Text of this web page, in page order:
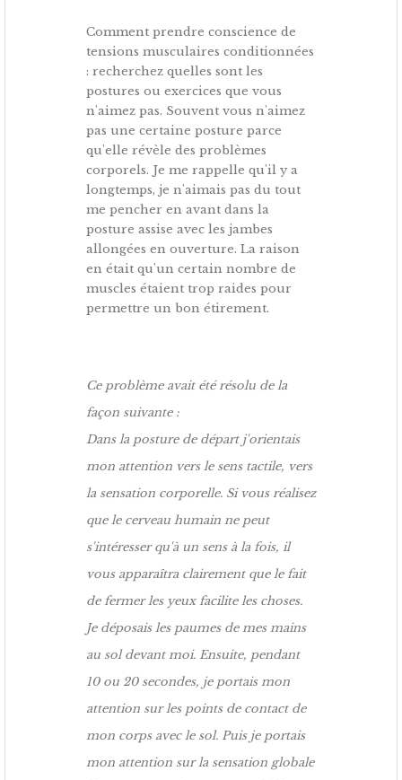
Comment prendre conscience de
tensions musculaires conditionnées
: recherchez quelles sont les
postures ou exercices que vous
n'aimez pas. Souvent vous n'aimez
pas une certaine posture parce
qu'elle révèle des problèmes
corporels. Je me rappelle qu'il y a
longtemps, je n'aimais pas du tout
me pencher en avant dans la
posture assise avec les jambes
allongées en ouverture. La raison
en était qu'un certain nombre de
muscles étaient trop raides pour
permettre un bon étirement.
Ce problème avait été résolu de la
façon suivante :
Dans la posture de départ j'orientais
mon attention vers le sens tactile, vers
la sensation corporelle. Si vous réalisez
que le cerveau humain ne peut
s'intéresser qu'à un sens à la fois, il
vous apparaîtra clairement que le fait
de fermer les yeux facilite les choses.
Je déposais les paumes de mes mains
au sol devant moi. Ensuite, pendant
10 ou 20 secondes, je portais mon
attention sur les points de contact de
mon corps avec le sol. Puis je portais
mon attention sur la sensation globale